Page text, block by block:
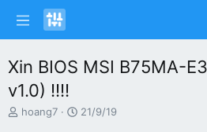
Xin BIOS MSI B75MA-
v1.0) !!!!
N
hoang7
N
21/9/19